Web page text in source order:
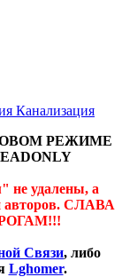
Канализация
РЕЖИМЕ
не удалены, а
авторов. СЛАВА
Связи, либо
Lghomer.